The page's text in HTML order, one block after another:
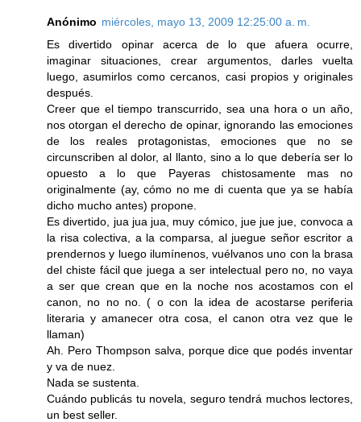
Anónimo miércoles, mayo 13, 2009 12:25:00 a. m.
Es divertido opinar acerca de lo que afuera ocurre,
imaginar situaciones, crear argumentos, darles vuelta
luego, asumirlos como cercanos, casi propios y originales
después.
Creer que el tiempo transcurrido, sea una hora o un año,
nos otorgan el derecho de opinar, ignorando las emociones
de los reales protagonistas, emociones que no se
circunscriben al dolor, al llanto, sino a lo que debería ser lo
opuesto a lo que Payeras chistosamente mas no
originalmente (ay, cómo no me di cuenta que ya se había
dicho mucho antes) propone.
Es divertido, jua jua jua, muy cómico, jue jue jue, convoca a
la risa colectiva, a la comparsa, al juegue señor escritor a
prendernos y luego ilumínenos, vuélvanos uno con la brasa
del chiste fácil que juega a ser intelectual pero no, no vaya
a ser que crean que en la noche nos acostamos con el
canon, no no no. ( o con la idea de acostarse periferia
literaria y amanecer otra cosa, el canon otra vez que le
llaman)
Ah. Pero Thompson salva, porque dice que podés inventar
y va de nuez.
Nada se sustenta.
Cuándo publicás tu novela, seguro tendrá muchos lectores,
un best seller.